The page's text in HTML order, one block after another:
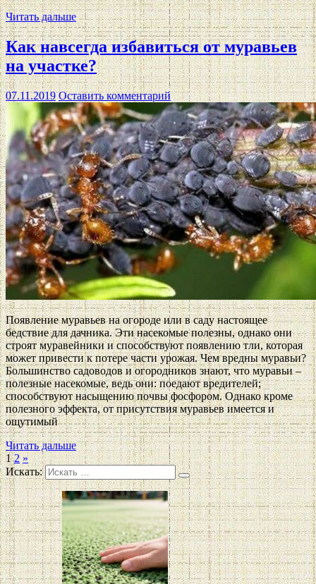
Читать дальше
Как навсегда избавиться от муравьев
на участке?
07.11.2019 Оставить комментарий
Появление муравьев на огороде или в саду настоящее
бедствие для дачника. Эти насекомые полезны, однако они
строят муравейники и способствуют появлению тли, которая
может привести к потере части урожая. Чем вредны муравьи?
Большинство садоводов и огородников знают, что муравьи –
полезные насекомые, ведь они: поедают вредителей;
способствуют насыщению почвы фосфором. Однако кроме
полезного эффекта, от присутствия муравьев имеется и
ощутимый
Читать дальше
1 2 »
Искать: